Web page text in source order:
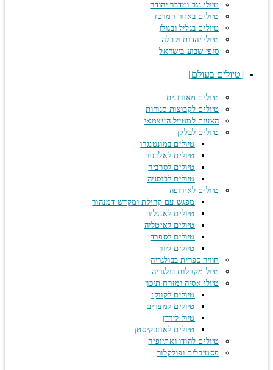
טיולי נגב ומדבר יהודה
טיולים באזור המרכז
טיולים בגליל ובגולן
טיולי יהדות וקבלה
סופי שבוע בישראל
טיולים בעולם
טיולים מאורגנים
טיולים לקבוצות סגורות
הצעות למטייל העצמאי
טיולים לבלקן
טיולים במונטנגרו
טיולים לאלבניה
טיולים לסרביה
טיולים לבוסניה
טיולים לאירופה
מפגש עם קהילת ומקדש דמנהור
טיולים לאנגליה
טיולים לאיטליה
טיולים לספרד
טיולים ליוון
חוויה כפרית בבולגריה
טיול מקהלות בולגריה
טיולי אסיה ומזרח תיכון
טיולים לקווקז
טיולים למצרים
טיול לירדן
טיולים לאוזבקיסטן
טיולים להודו ואתיופיה
פסטיבלים ופולקלור